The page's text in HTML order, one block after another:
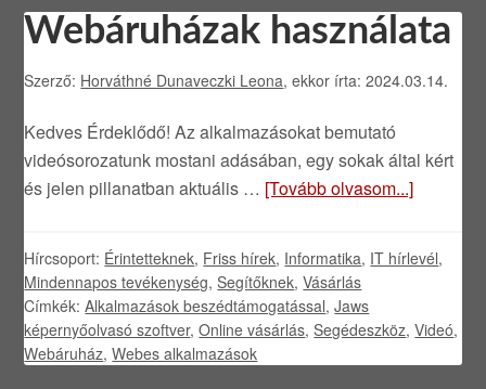
Webáruházak használata
Szerző: Horváthné Dunaveczki Leona, ekkor írta: 2024.03.14.
Kedves Érdeklődő! Az alkalmazásokat bemutató
videósorozatunk mostani adásában, egy sokak által kért
és jelen pillanatban aktuális … [Tovább olvasom...]
Hírcsoport: Érintetteknek, Friss hírek, Informatika, IT hírlevél,
Mindennapos tevékenység,Segítőknek,Vásárlás
Címkék:Alkalmazások beszédtámogatással,Jaws
képernyőolvasó szoftver,Online vásárlás,Segédeszköz,Videó,
Webáruház,Webes alkalmazások